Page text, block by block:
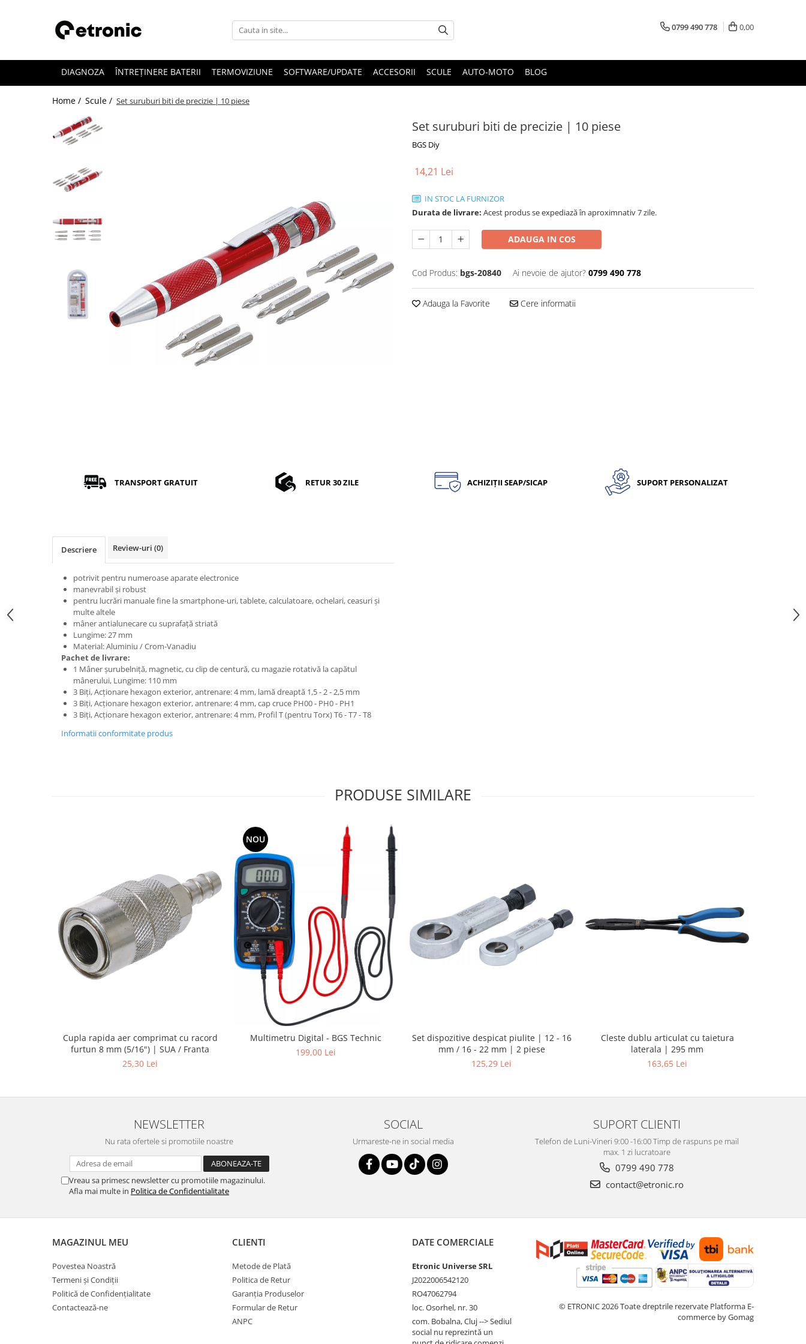
0799 490 778 0,00
DIAGNOZA ÎNTREȚINERE BATERII TERMOVIZIUNE SOFTWARE/UPDATE ACCESORII SCULE AUTO-MOTO BLOG
Home / Scule / Set suruburi biti de precizie | 10 piese
Set suruburi biti de precizie | 10 piese
BGS Diy
14,21 Lei
IN STOC LA FURNIZOR
Durata de livrare: Acest produs se expediază în aproximnativ 7 zile.
ADAUGA IN COS
Cod Produs: bgs-20840 Ai nevoie de ajutor? 0799 490 778
Adauga la Favorite Cere informatii
TRANSPORT GRATUIT RETUR 30 ZILE ACHIZIȚII SEAP/SICAP SUPORT PERSONALIZAT
Descriere Review-uri (0)
potrivit pentru numeroase aparate electronice
manevrabil şi robust
pentru lucrări manuale fine la smartphone-uri, tablete, calculatoare, ochelari, ceasuri şi
multe altele
mâner antialunecare cu suprafaţă striată
Lungime: 27 mm
Material: Aluminiu / Crom-Vanadiu
Pachet de livrare:
1 Mâner şurubelniţă, magnetic, cu clip de centură, cu magazie rotativă la capătul
mânerului, Lungime: 110 mm
3 Biţi, Acţionare hexagon exterior, antrenare: 4 mm, lamă dreaptă 1,5 - 2 - 2,5 mm
3 Biţi, Acţionare hexagon exterior, antrenare: 4 mm, cap cruce PH00 - PH0 - PH1
3 Biţi, Acţionare hexagon exterior, antrenare: 4 mm, Profil T (pentru Torx) T6 - T7 - T8
Informatii conformitate produs
PRODUSE SIMILARE
Cupla rapida aer comprimat cu racord
furtun 8 mm (5/16") | SUA / Franta
25,30 Lei
NOU
Multimetru Digital - BGS Technic
199,00 Lei
Set dispozitive despicat piulite | 12 - 16
mm / 16 - 22 mm | 2 piese
125,29 Lei
Cleste dublu articulat cu taietura
laterala | 295 mm
163,65 Lei
NEWSLETTER
Nu rata ofertele si promotiile noastre
Vreau sa primesc newsletter cu promotiile magazinului.
Afla mai multe in Politica de Confidentialitate
SOCIAL
Urmareste-ne in social media
SUPORT CLIENTI
Telefon de Luni-Vineri 9:00 -16:00 Timp de raspuns pe mail
max. 1 zi lucratoare
0799 490 778
contact@etronic.ro
MAGAZINUL MEU
Povestea Noastră
Termeni și Condiții
Politică de Confidențialitate
Contactează-ne
CLIENTI
Metode de Plată
Politica de Retur
Garanția Produselor
Formular de Retur
ANPC
DATE COMERCIALE
Etronic Universe SRL
J2022006542120
RO47062794
loc. Osorhel, nr. 30
com. Bobalna, Cluj --> Sediul
social nu reprezintă un
© ETRONIC 2026 Toate dreptrile rezervate Platforma E-
commerce by Gomag